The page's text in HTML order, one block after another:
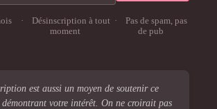
Désinscription à tout
moment
Pas de spam, pas
de pub
est aussi un moyen de soutenir ce
votre intérêt. On ne croirait pas